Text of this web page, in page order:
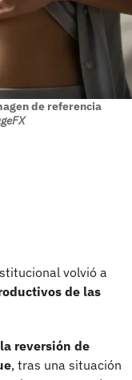
de referencia
volvió a
de las
reversión de
, tras una situación